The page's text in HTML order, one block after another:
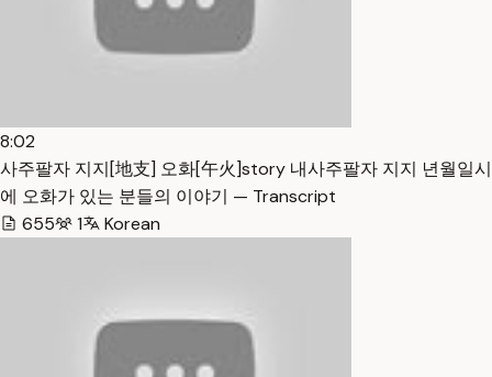
8:02
사주팔자 지지[地支] 오화[午火]story 내사주팔자 지지 년월일시
에 오화가 있는 분들의 이야기 — Transcript
655
1 Korean